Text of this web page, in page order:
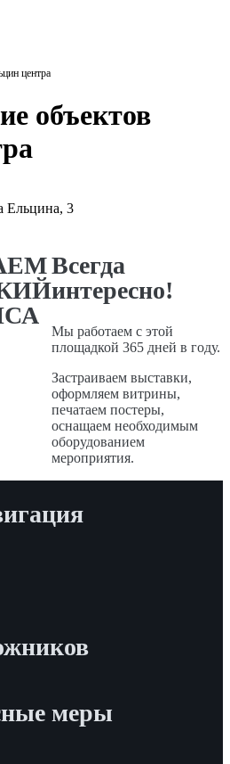
центра
объектов
Ельцина, 3
Всегда
интересно!
Мы работаем с этой
площадкой 365 дней в году.
Застраиваем выставки,
оформляем витрины,
печатаем постеры,
оснащаем необходимым
оборудованием
мероприятия.
меры